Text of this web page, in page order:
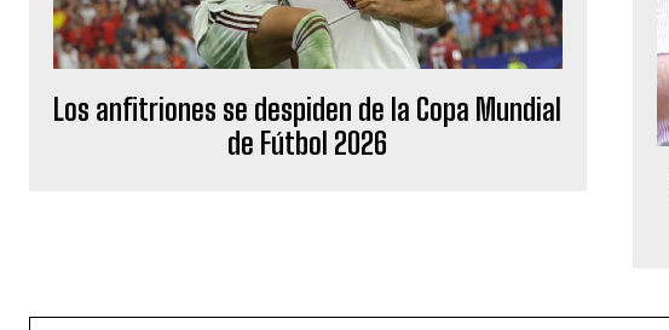
Los anfitriones se despiden de la Copa Mundial
de Fútbol 2026